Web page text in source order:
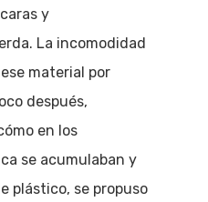
y
La incomodidad
material por
después,
en los
se acumulaban y
plástico, se propuso